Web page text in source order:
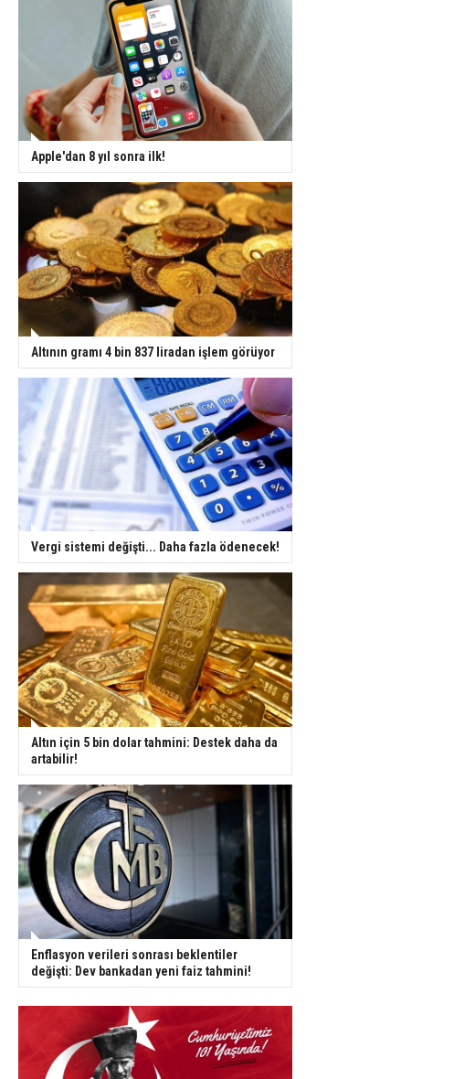
Apple'dan 8 yıl sonra ilk!
Altının gramı 4 bin 837 liradan işlem görüyor
Vergi sistemi değişti... Daha fazla ödenecek!
Altın için 5 bin dolar tahmini: Destek daha da
artabilir!
Enflasyon verileri sonrası beklentiler
değişti: Dev bankadan yeni faiz tahmini!